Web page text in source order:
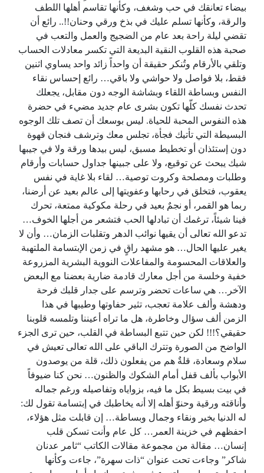
بيضاء تعانقك في حب وشغف، وكأنها تقاسم أهلها اللطف
والرقة، وكأنها تسلم عليك في بذخ ورقي وحنان!!.. رائع أن
تقضي ليلة راحة بعد عام من الضجيج والعمل والتعب في
صحبة هذه القلوب النقية البديعة التي تكسر معادلات الحساب
وتلقي بالأرقام وتُنكر حقيقة أن واحداً زائد واحد يساوي اثنين
فقط، بلا فواصل ولا حواشي ولا باقي… رائع إحساس نقاء
النفس وبساطة اللقاء وبشاشة الوجه دون مقابل، يجعلك
تحدث نفسك كلّها تكون بشرى عام جديد مضيء في حضرة
هذه النفوس المحبة للحياة. ليس بوسعك أن تصف تلك الوجوه
البسيطة التي تأتيك فجأة، تجلس معك وترشف فنجان قهوة
دون إستئذان أو تخطيط مسبق، ليس بيدها ورقة ولا في جيبها
شيك يبحث عن توقيع، ولا على جبينها جداول حسابات وأرقام
وطلبات ومصلحة وكروت توصية… لقاء بلا غاية في نفس
يعقوب، فتخلق في رحابها وعفويتها إلى عالم بعيد عن أرضنا،
ربما هو القمر، أو نجمٌ بعيد في رحلة مكوكية ممتعة، تحرك
فينا شيئاً، ترغمك أن تبادلها الحب فتشعر من أجلها الخوف…
تدعو الله تعالى أن يقيها نوائب الدهر وتقلبات الزمان… وأن لا
يغير عليها الحال… هو مشهد راقٍ في زمن الإبتسامة الملتهبة
والعلاقات المحسومة والمفاعلات النووية البشرية المزروعة
خفية وخلسة من أجل معارك قادمة ضارية بعضنا مع البعض
الآخر… هي ساعات تحضر وترسم على جدار قلبك فرحة
ودهشة وألف علامة تعجب، تثير حفاوتها وطيبها في هذا
الزمن ألف سؤال وخاطرة، هل ما تراه أعيننا وتلمسه قلوبنا
حقيقي؟!!! لكن حين تتبع البساطة في القلب، حين ترى الجزء
الواضح من الصورة وتترك الباقي على الله تعالى تعيش في
سلام وسعادة، قلةٌ هم من يفعلون ذلك، قلة من يوصدون
الأبواب بألف قفل أمام الشكوك والظنون… نحن كنا ضيوفاً
في بيت بسيط بكل ما فيه، بزواياه وتفاصيله ورغم جماله
وأناقته ورقية وحنوّ أهله إلا أنه يخاطبك في إبتسامة تقول لك:
له الدنيا بخير ونقاء وجمال وبساطة… إن قابلت مثل هؤلاء،
احفظهم في خزينة العمر… كل عام وأنت تسكن قلب
إنسان… مقالة من مجموعة مقالات الكاتب “ثامر عدنان
شاكر” وجاءت تحت عنوان “ذات سهرة”، جاءت وكأنها